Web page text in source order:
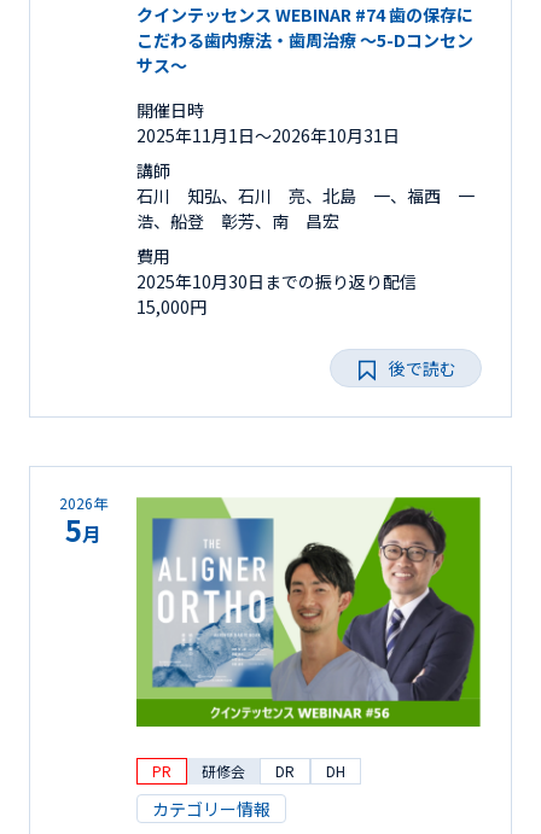
クインテッセンス WEBINAR #74 歯の保存に
こだわる歯内療法・歯周治療 ～5-Dコンセン
サス～
開催日時
2025年11月1日〜2026年10月31日
講師
石川 知弘、石川 亮、北島 一、福西 一
浩、船登 彰芳、南 昌宏
費用
2025年10月30日までの振り返り配信
15,000円
後で読む
2026年
5月
PR 研修会 DR DH
カテゴリー情報